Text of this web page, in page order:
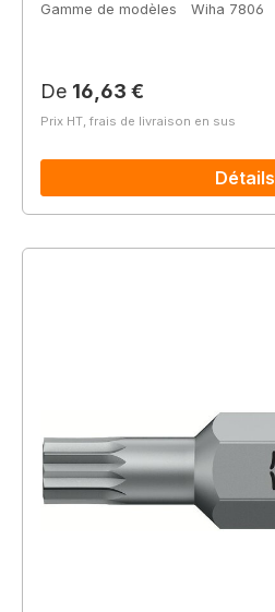
Gamme de modèles
Wiha 7806
Prix régulier :
De 16,63 €
Prix HT, frais de livraison en sus
Détails